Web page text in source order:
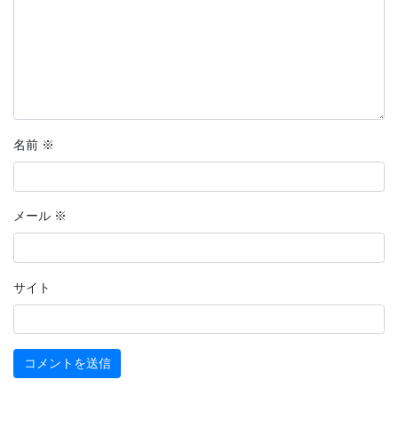
名前 ※
メール ※
サイト